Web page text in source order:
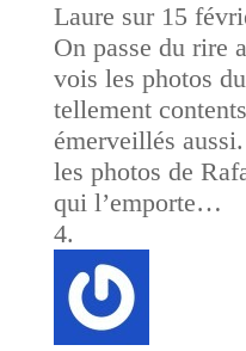
Laure sur 15
On passe du rire
vois les photos
tellement
émerveillés
les photos de
qui l’emporte…